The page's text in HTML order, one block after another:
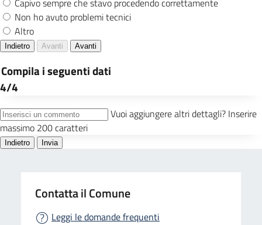
Contatta il Comune
Leggi le domande frequenti